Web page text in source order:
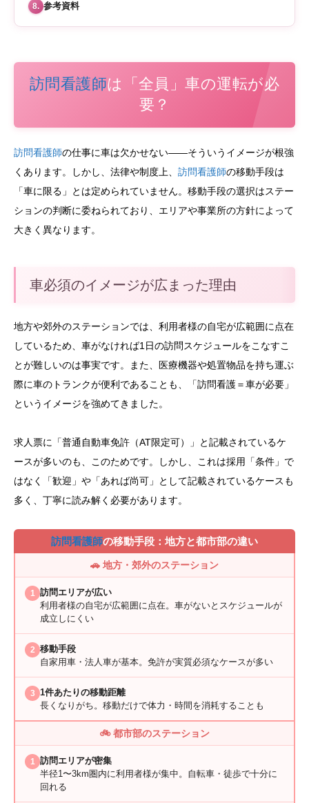
8. 参考資料
訪問看護師は「全員」車の運転が必
要？
訪問看護師の仕事に車は欠かせない——そういうイメージが根強
くあります。しかし、法律や制度上、 訪問看護師の移動手段は
「車に限る」とは定められていません。移動手段の選択はステー
ションの判断に委ねられており、エリアや事業所の方針によって
大きく異なります。
車必須のイメージが広まった理由
地方や郊外のステーションでは、利用者様の自宅が広範囲に点在
しているため、車がなければ1日の訪問スケジュールをこなすこ
とが難しいのは事実です。また、医療機器や処置物品を持ち運ぶ
際に車のトランクが便利であることも、「訪問看護＝車が必要」
というイメージを強めてきました。
求人票に「普通自動車免許（AT限定可）」と記載されているケ
ースが多いのも、このためです。しかし、これは採用「条件」で
はなく「歓迎」や「あれば尚可」として記載されているケースも
多く、丁寧に読み解く必要があります。
訪問看護師の移動手段：地方と都市部の違い
🚗 地方・郊外のステーション
1
訪問エリアが広い
利用者様の自宅が広範囲に点在。車がないとスケジュールが
成立しにくい
2 移動手段
自家用車・法人車が基本。免許が実質必須なケースが多い
3
1件あたりの移動距離
長くなりがち。移動だけで体力・時間を消耗することも
🚲 都市部のステーション
1
訪問エリアが密集
半径1〜3km圏内に利用者様が集中。自転車・徒歩で十分に
回れる